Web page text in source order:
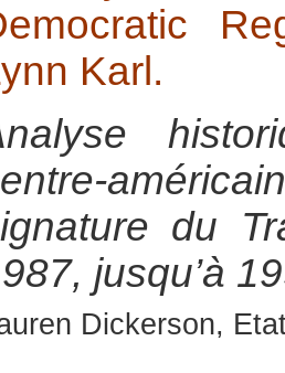
Karl.
du
jusqu’à
Dickerson,